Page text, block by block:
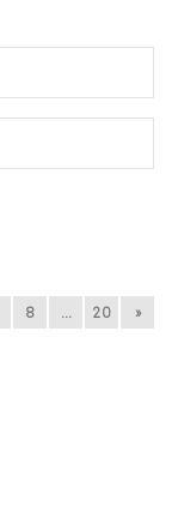
8 ... 20 »